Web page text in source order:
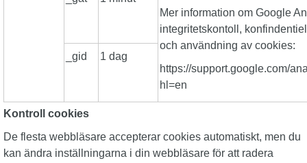
Mer information om Google
integritetskontoll,
och användning av cookies:
https://support.google.com/
hl=en
_gid 1 dag
Kontroll cookies
De flesta webbläsare accepterar cookies automatiskt, men du
kan ändra inställningarna i din webbläsare för att radera